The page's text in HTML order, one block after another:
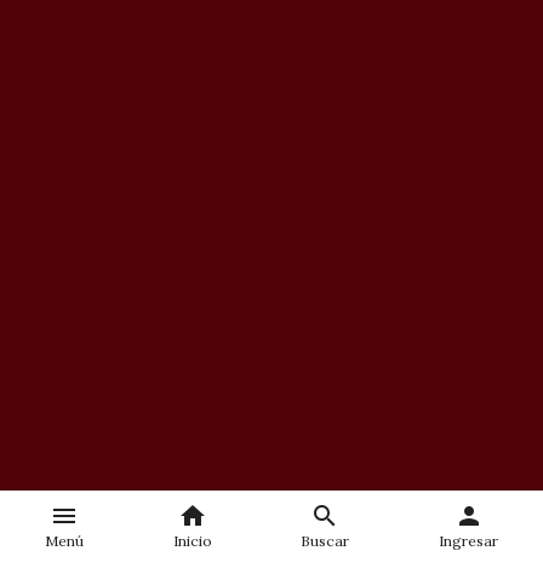
menu
Menú
home
Inicio
search
Buscar
person
Ingresar